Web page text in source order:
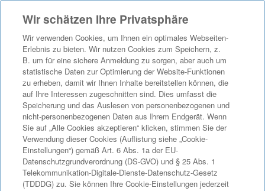
Sprache
Wir schätzen Ihre Privatsphäre
Wir verwenden Cookies, um Ihnen ein optimales Webseiten-
Erlebnis zu bieten. Wir nutzen Cookies zum Speichern, z.
B. um für eine sichere Anmeldung zu sorgen, aber auch um
statistische Daten zur Optimierung der Website-Funktionen
zu erheben, damit wir Ihnen Inhalte bereitstellen können, die
auf Ihre Interessen zugeschnitten sind. Dies umfasst die
Speicherung und das Auslesen von personenbezogenen und
nicht-personenbezogenen Daten aus Ihrem Endgerät. Wenn
Sie auf „Alle Cookies akzeptieren“ klicken, stimmen Sie der
Verwendung dieser Cookies (Auflistung siehe „Cookie-
Einstellungen“) gemäß Art. 6 Abs. 1a der EU-
Datenschutzgrundverordnung (DS-GVO) und § 25 Abs. 1
Telekommunikation-Digitale-Dienste-Datenschutz-Gesetz
(TDDDG) zu. Sie können Ihre Cookie-Einstellungen jederzeit